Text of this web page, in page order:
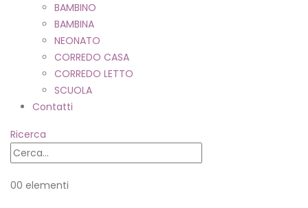
BAMBINO
BAMBINA
NEONATO
CORREDO CASA
CORREDO LETTO
SCUOLA
Contatti
Ricerca
00 elementi